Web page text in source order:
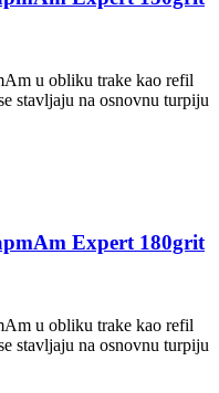
u obliku trake kao refil
stavljaju na osnovnu turpiju
Expert 180grit
u obliku trake kao refil
stavljaju na osnovnu turpiju